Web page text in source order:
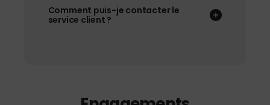
Comment puis-je contacter le
service client ?